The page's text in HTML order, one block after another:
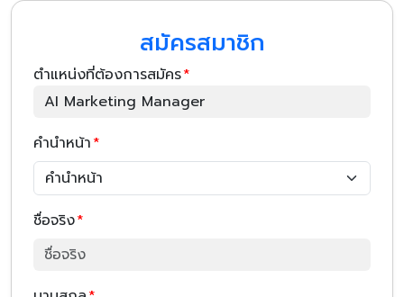
สมัครสมาชิก
ตำแหน่งที่ต้องการสมัคร*
คำนำหน้า*
ชื่อจริง*